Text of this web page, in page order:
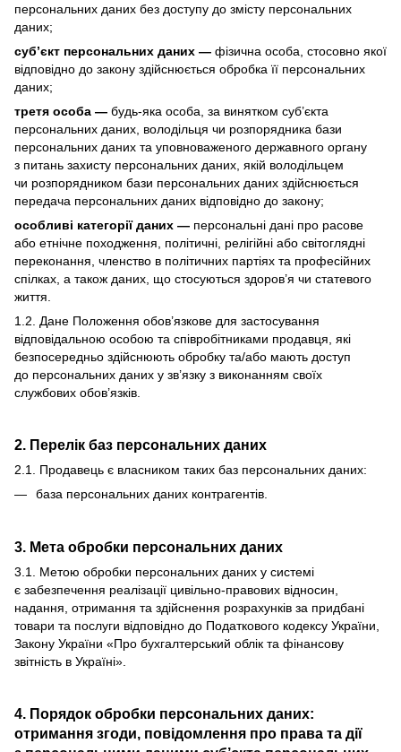
персональних даних без доступу до змісту персональних
даних;
суб’єкт персональних даних — фізична особа, стосовно якої
відповідно до закону здійснюється обробка її персональних
даних;
третя особа — будь-яка особа, за винятком суб’єкта
персональних даних, володільця чи розпорядника бази
персональних даних та уповноваженого державного органу
з питань захисту персональних даних, якій володільцем
чи розпорядником бази персональних даних здійснюється
передача персональних даних відповідно до закону;
особливі категорії даних — персональні дані про расове
або етнічне походження, політичні, релігійні або світоглядні
переконання, членство в політичних партіях та професійних
спілках, а також даних, що стосуються здоров’я чи статевого
життя.
1.2. Дане Положення обов’язкове для застосування
відповідальною особою та співробітниками продавця, які
безпосередньо здійснюють обробку та/або мають доступ
до персональних даних у зв’язку з виконанням своїх
службових обов’язків.
2. Перелік баз персональних даних
2.1. Продавець є власником таких баз персональних даних:
база персональних даних контрагентів.
3. Мета обробки персональних даних
3.1. Метою обробки персональних даних у системі
є забезпечення реалізації цивільно-правових відносин,
надання, отримання та здійснення розрахунків за придбані
товари та послуги відповідно до Податкового кодексу України,
Закону України «Про бухгалтерський облік та фінансову
звітність в Україні».
4. Порядок обробки персональних даних:
отримання згоди, повідомлення про права та дії